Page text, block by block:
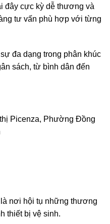
đây cực kỳ dễ thương và
tư vấn phù hợp với từng
đa dạng trong phân khúc
sách, từ bình dân đến
Picenza, Phường Đồng
là nơi hội tụ những thương
thiết bị vệ sinh.